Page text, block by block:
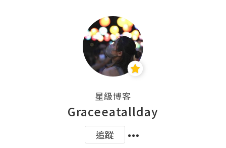
星級博客
Graceeatallday
追蹤